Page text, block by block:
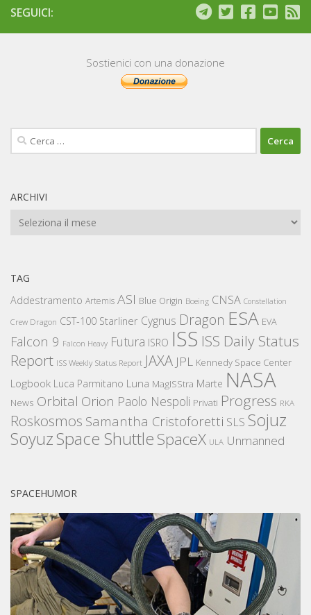
SEGUICI:
Sostienici con una donazione
Ricerca
per:
ARCHIVI
Archivi
TAG
Addestramento Artemis ASI Blue Origin Boeing CNSA Constellation
Crew Dragon CST-100 Starliner Cygnus Dragon ESA EVA
Falcon 9 Falcon Heavy Futura ISRO ISS ISS Daily Status
Report ISS Weekly Status Report JAXA JPL Kennedy Space Center
Logbook Luca Parmitano Luna MagISStra Marte NASA
News Orbital Orion Paolo Nespoli Privati Progress RKA
Roskosmos Samantha Cristoforetti SLS Sojuz
SoyuzSpace ShuttleSpaceX ULA Unmanned
SPACEHUMOR